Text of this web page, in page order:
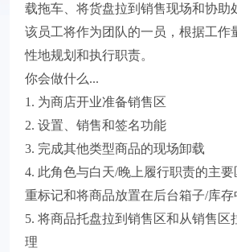
载拖车、将货盘拉到销售现场和协助
该员工将作为团队的一员，根据工作
性地规划和执行职责。
你会做什么...
1. 为商店开业准备销售区
2. 设置、销售和签名功能
3. 完成其他类型商品的现场卸载
4. 此角色与白天/晚上履行职责的主
重标记和将商品放置在后台箱子/库存
5. 将商品托盘拉到销售区和从销售区
理